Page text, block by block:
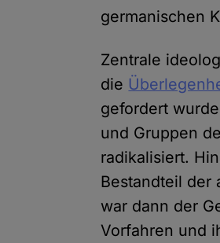
germanischen
Zentrale
die
gefordert
und Gruppen
radikalisiert.
Bestandteil der
war dann der
Vorfahren und